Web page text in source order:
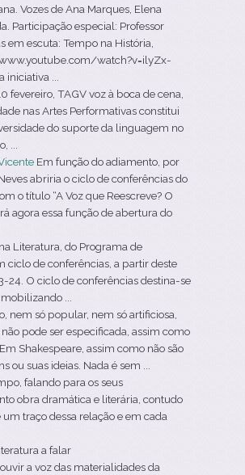
Vozes de Ana Marques, Elena
Participação especial: Professor
em escuta: Tempo na História,
watch?v=ilyZx-
iniciativa ...
fevereiro, TAGV voz à boca de cena,
nas Artes Performativas constitui
do suporte da linguagem no
...
Em função do adiamento, por
abriria o ciclo de conferências do
o título “A Voz que Reescreve? O
agora essa função de abertura do
Literatura, do Programa de
ciclo de conferências, a partir deste
24. O ciclo de conferências destina-se
...
nem só popular, nem só artificiosa,
pode ser especificada, assim como
Shakespeare, assim como não são
ou suas ideias. Nada é sem ...
falando para os seus
obra dramática e literária, contudo
traço dessa relação e em cada
a falar
a voz das materialidades da